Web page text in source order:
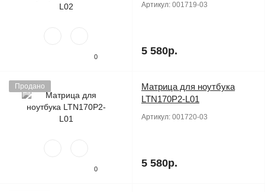
0
Артикул: 001719-03
5 580р.
Продано
0
Матрица для ноутбука
LTN170P2-L01
Артикул: 001720-03
5 580р.